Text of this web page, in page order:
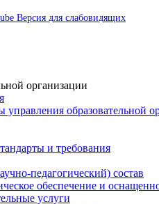
Версия для слабовидящих
организации
управления образовательной
и требования
педагогический) состав
обеспечение и
услуги